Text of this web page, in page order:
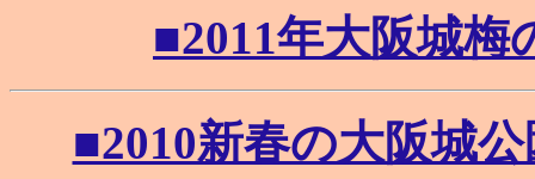
■2011年大阪城梅
■2010新春の大阪城